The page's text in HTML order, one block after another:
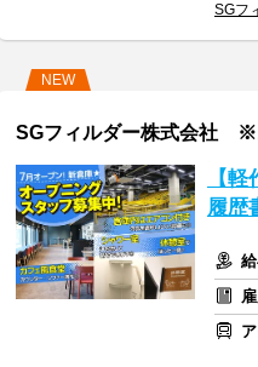
SGフ
NEW
SGフィルダー株式会社 ※
【
履歴